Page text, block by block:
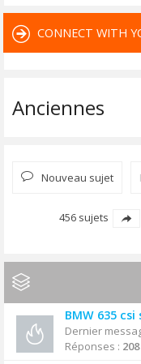
CONNECT WITH
Anciennes
Nouveau sujet
456 sujets
BMW 635
Dernier
Réponses : 208